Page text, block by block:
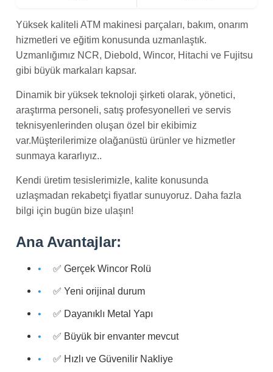
Yüksek kaliteli ATM makinesi parçaları, bakım, onarım
hizmetleri ve eğitim konusunda uzmanlaştık.
Uzmanlığımız NCR, Diebold, Wincor, Hitachi ve Fujitsu
gibi büyük markaları kapsar.
Dinamik bir yüksek teknoloji şirketi olarak, yönetici,
araştırma personeli, satış profesyonelleri ve servis
teknisyenlerinden oluşan özel bir ekibimiz
var.Müşterilerimize olağanüstü ürünler ve hizmetler
sunmaya kararlıyız..
Kendi üretim tesislerimizle, kalite konusunda
uzlaşmadan rekabetçi fiyatlar sunuyoruz. Daha fazla
bilgi için bugün bize ulaşın!
Ana Avantajlar:
✅ Gerçek Wincor Rolü
✅ Yeni orijinal durum
✅ Dayanıklı Metal Yapı
✅ Büyük bir envanter mevcut
✅ Hızlı ve Güvenilir Nakliye